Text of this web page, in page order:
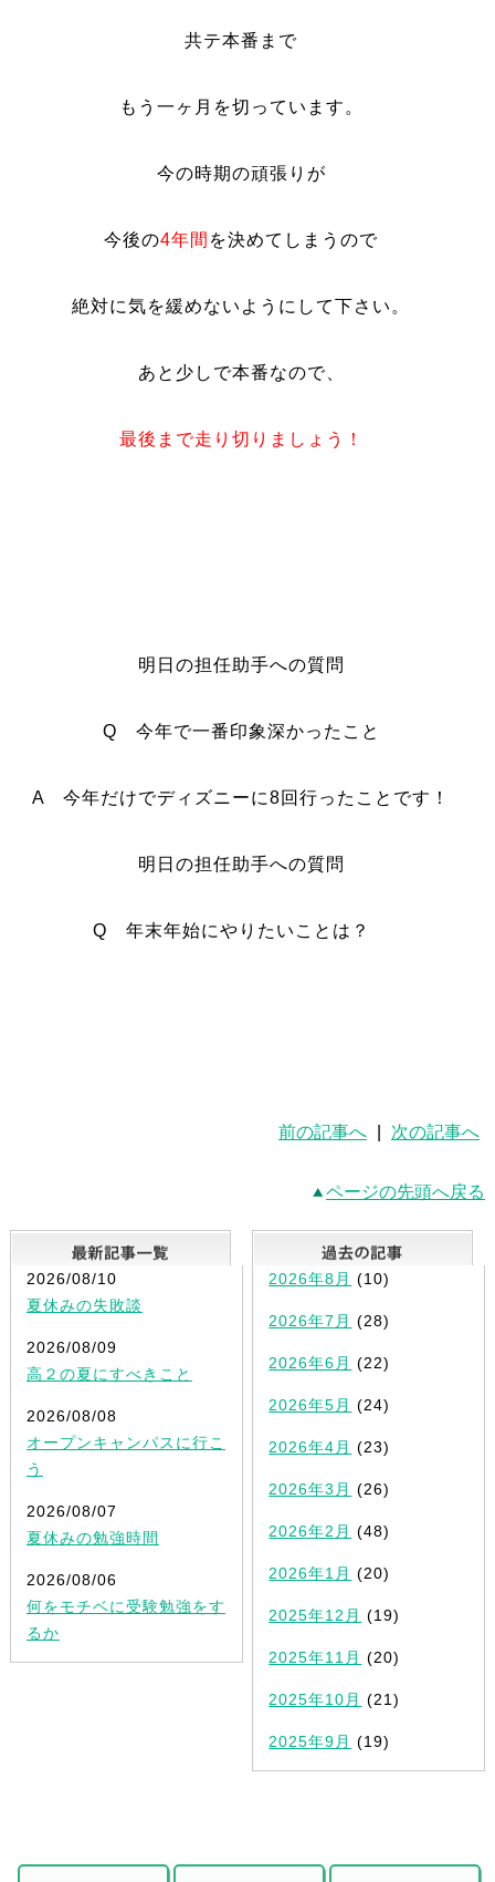
共テ本番まで
もう一ヶ月を切っています。
今の時期の頑張りが
今後の4年間 を決めてしまうので
絶対に気を緩めないようにして下さい。
あと少しで本番なので、
最後まで走り切りましょう！
明日の担任助手への質問
Q 今年で一番印象深かったこと
A 今年だけでディズニーに8回行ったことです！
明日の担任助手への質問
Q 年末年始にやりたいことは？
前の記事へ 次の記事へ
ページの先頭へ戻る
最新記事一覧
2026/08/10
夏休みの失敗談
2026/08/09
高２の夏にすべきこと
2026/08/08
オープンキャンパスに行こ
う
2026/08/07
夏休みの勉強時間
2026/08/06
何をモチベに受験勉強をす
るか
2026年8月 (10)
2026年7月 (28)
2026年6月 (22)
2026年5月 (24)
2026年4月 (23)
2026年3月 (26)
2026年2月 (48)
2026年1月 (20)
2025年12月 (19)
2025年11月 (20)
2025年10月 (21)
2025年9月 (19)